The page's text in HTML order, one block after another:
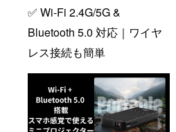
✅ Wi-Fi 2.4G/5G &
Bluetooth 5.0 対応｜ワイヤ
レス接続も簡単